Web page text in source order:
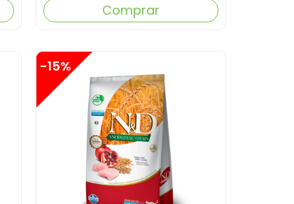
Comprar
-15%